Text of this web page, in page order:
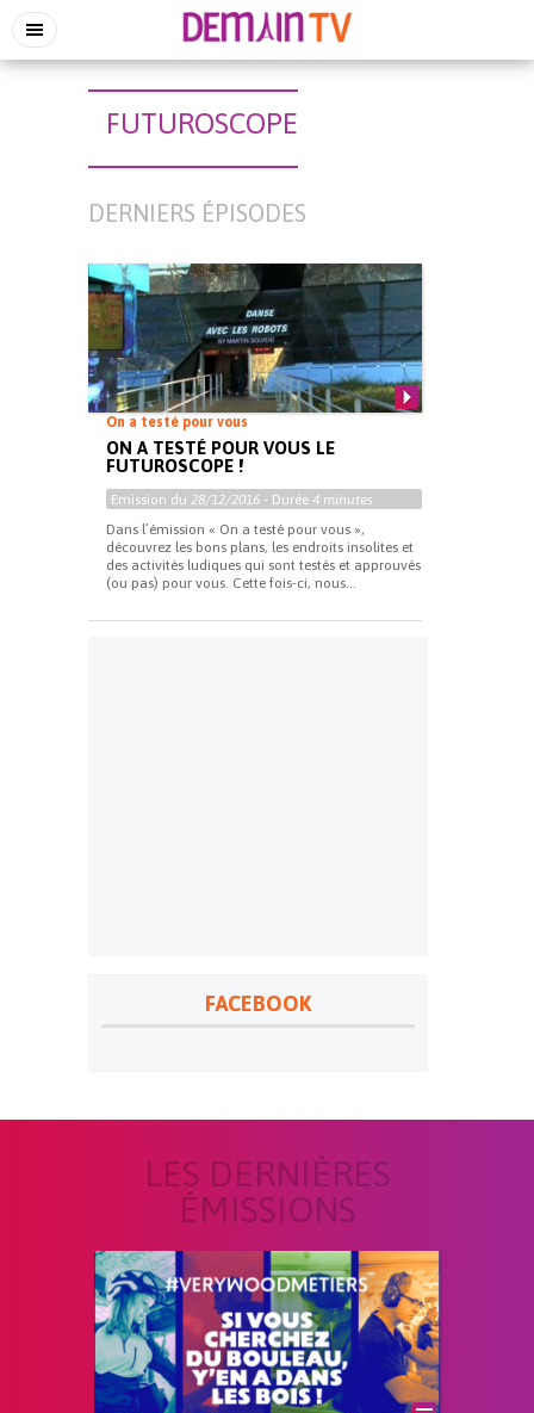
FUTUROSCOPE
DERNIERS ÉPISODES
On a testé pour vous
ON A TESTÉ POUR VOUS LE
FUTUROSCOPE !
Emission du 28/12/2016 - Durée 4 minutes
Dans l’émission « On a testé pour vous »,
découvrez les bons plans, les endroits insolites et
des activités ludiques qui sont testés et approuvés
(ou pas) pour vous. Cette fois-ci, nous...
FACEBOOK
LES DERNIÈRES
ÉMISSIONS